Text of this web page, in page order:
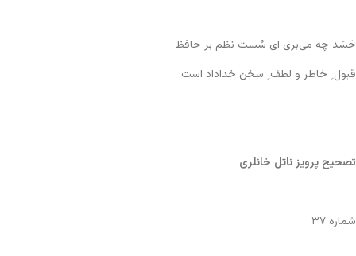
حَسَد چه می‌بری ای سُست نظم بر حافظ
قبول ِ خاطر و لطف ِ سخن خداداد است
تصحیح پرویز ناتل خانلری
شماره ۳۷